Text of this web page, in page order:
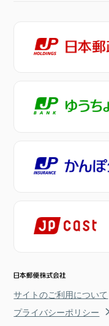
サイトのご利用について
プライバシーポリシー